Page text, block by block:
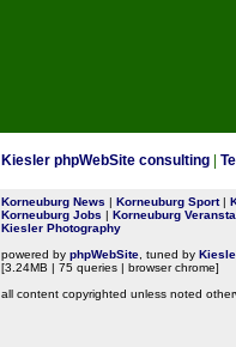
Kiesler phpWebSite consulting
Korneuburg News | Korneuburg Sport|
Korneuburg Jobs | Korneuburg
Kiesler Photography
powered by phpWebSite , tuned by
[3.24MB | 75 queries | browser chrome]
all content copyrighted unless noted